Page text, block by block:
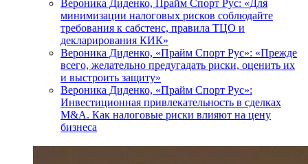
Вероника Диденко, Прайм Спорт Рус: «Для
минимизации налоговых рисков соблюдайте
требования к сабстенс, правила ТЦО и
декларирования КИК»
Вероника Диденко, «Прайм Спорт Рус»: «Прежде
всего, желательно предугадать риски, оценить их
и выстроить защиту»
Вероника Диденко, «Прайм Спорт Рус»:
Инвестиционная привлекательность в сделках
M&A. Как налоговые риски влияют на цену
бизнеса